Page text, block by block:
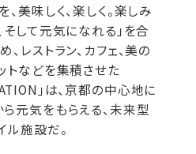
美味しく、楽しく。楽しみ
そして元気になれる」を合
レストラン、カフェ、美の
トなどを集積させた
」は、京都の中心地に
元気をもらえる、未来型
ル施設だ。